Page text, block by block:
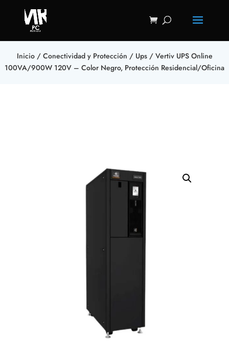
Inicio/ Conectividad y Protección / Ups/ Vertiv UPS Online
100VA/900W 120V – Color Negro, Protección Residencial/Oficina